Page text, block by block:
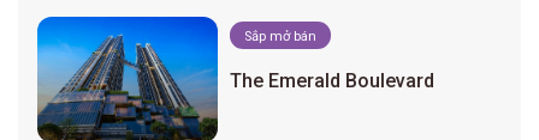
Sắp mở bán
The Emerald Boulevard